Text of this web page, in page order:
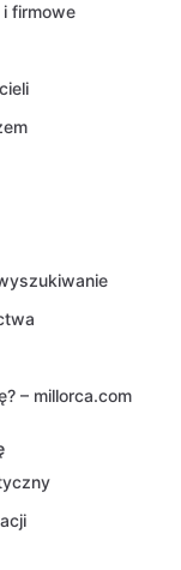
firmowe
– millorca.com